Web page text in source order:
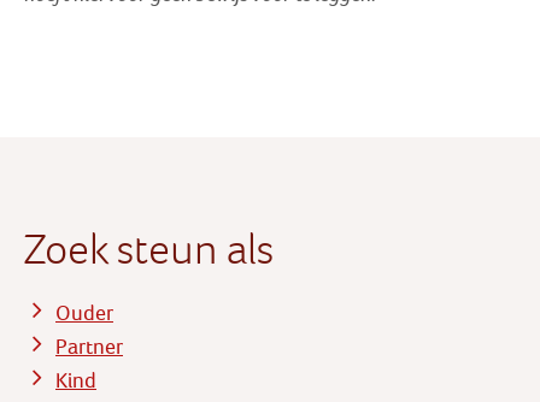
Zoek steun als
Ouder
Partner
Kind